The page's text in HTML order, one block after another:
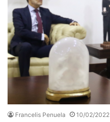
Francelis Penuela 10/02/2022